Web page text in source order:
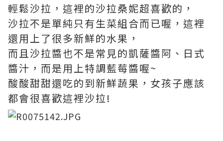
輕鬆沙拉，這裡的沙拉桑妮超喜歡的，
沙拉不是單純只有生菜組合而已喔，這裡
還用上了很多新鮮的水果，
而且沙拉醬也不是常見的凱薩醬阿、日式
醬汁，而是用上特調藍莓醬喔~
酸酸甜甜還吃的到新鮮蔬果，女孩子應該
都會很喜歡這裡沙拉!